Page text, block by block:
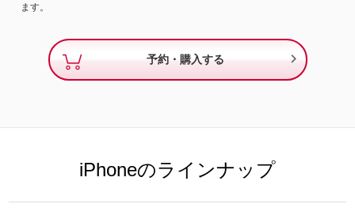
ます。
予約・購入する 
iPhoneのラインナップ